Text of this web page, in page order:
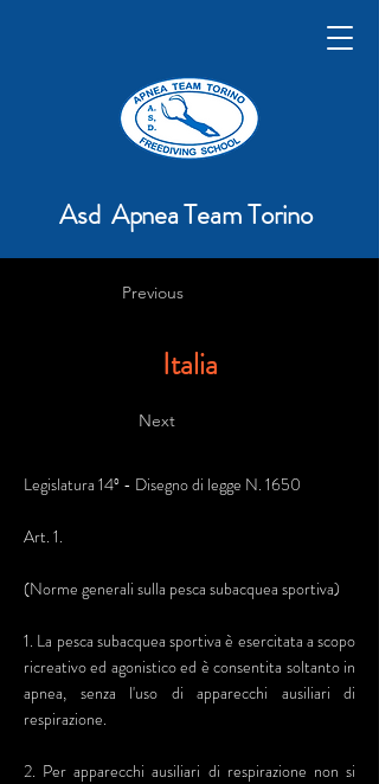
Asd Apnea Team Torino
Previous
Italia
Next
Legislatura 14º - Disegno di legge N. 1650
Art. 1.
(Norme generali sulla pesca subacquea sportiva)
1. La pesca subacquea sportiva è esercitata a scopo
ricreativo ed agonistico ed è consentita soltanto in
apnea, senza l'uso di apparecchi ausiliari di
respirazione.
2. Per apparecchi ausiliari di respirazione non si